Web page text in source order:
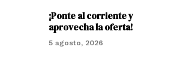
¡Ponte al corriente y
aprovecha la oferta!
5 agosto, 2026